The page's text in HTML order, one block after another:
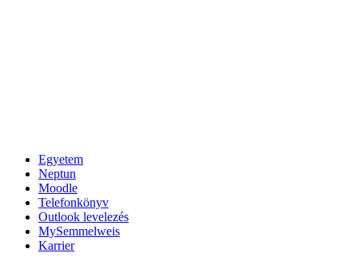
Egyetem
Neptun
Moodle
Telefonkönyv
Outlook levelezés
MySemmelweis
Karrier